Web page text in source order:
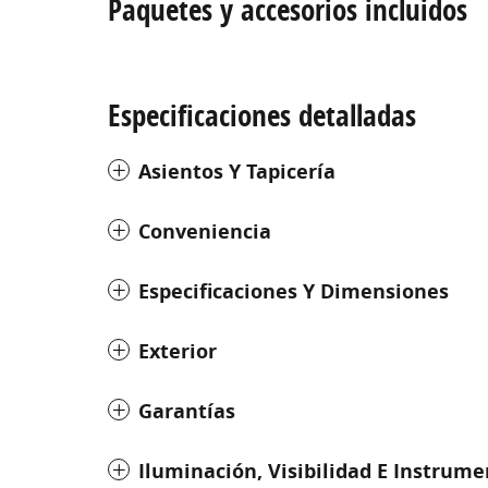
Paquetes y accesorios incluidos
Especificaciones detalladas
Asientos Y Tapicería
Conveniencia
Especificaciones Y Dimensiones
Exterior
Garantías
Iluminación, Visibilidad E